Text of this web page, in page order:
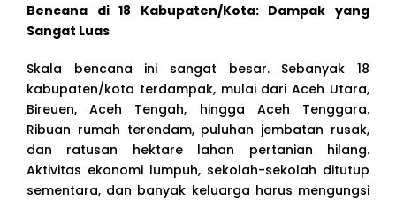
Bencana di 18 Kabupaten/Kota: Dampak yang
Sangat Luas
Skala bencana ini sangat besar. Sebanyak 18
kabupaten/kota terdampak, mulai dari Aceh Utara,
Bireuen, Aceh Tengah, hingga Aceh Tenggara.
Ribuan rumah terendam, puluhan jembatan rusak,
dan ratusan hektare lahan pertanian hilang.
Aktivitas ekonomi lumpuh, sekolah-sekolah ditutup
sementara, dan banyak keluarga harus mengungsi